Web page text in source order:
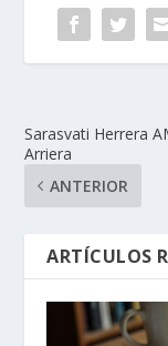
Sarasvati Herrera
Arriera
ANTERIOR
ARTÍCULOS